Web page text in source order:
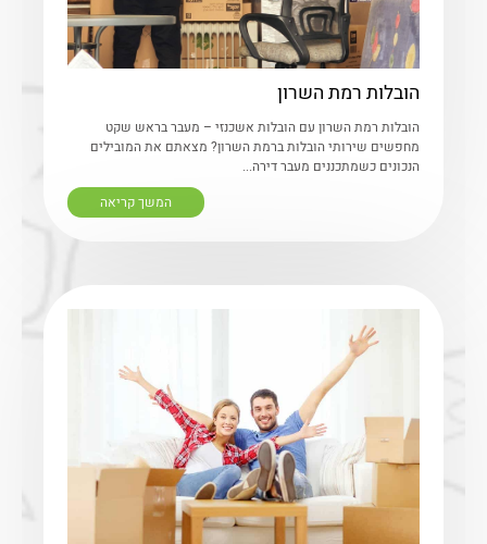
הובלות רמת השרון
הובלות רמת השרון עם הובלות אשכנזי – מעבר בראש שקט
מחפשים שירותי הובלות ברמת השרון? מצאתם את המובילים
הנכונים כשמתכננים מעבר דירה...
המשך קריאה